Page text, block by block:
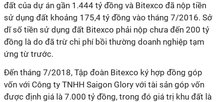
đất của dự án gần 1.444 tỷ đồng và Bitexco đã nộp tiền
sử dụng đất khoảng 175,4 tỷ đồng vào tháng 7/2016. Sở
dĩ số tiền sử dụng đất Bitexco phải nộp chưa đến 200 tỷ
đồng là do đã trừ chi phí bồi thường doanh nghiệp tạm
ứng từ trước.
Đến tháng 7/2018, Tập đoàn Bitexco ký hợp đồng góp
vốn với Công ty TNHH Saigon Glory với tài sản góp vốn
được định giá là 7.000 tỷ đồng, trong đó giá trị khu đất là